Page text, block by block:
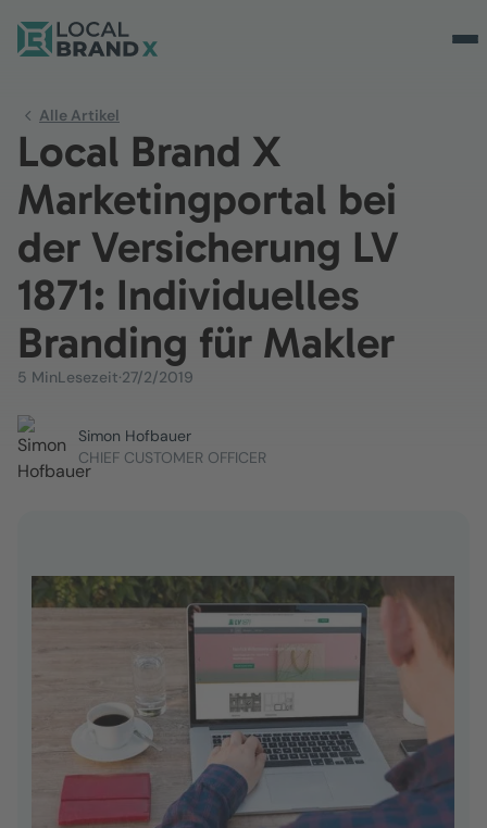
Alle Artikel
Local Brand X
Marketingportal bei
der Versicherung LV
1871: Individuelles
Branding für Makler
5 MinLesezeit·27/2/2019
Simon Hofbauer
CHIEF CUSTOMER OFFICER